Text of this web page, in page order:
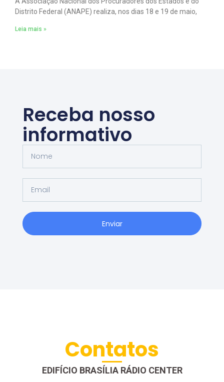
Distrito Federal (ANAPE) realiza, nos dias 18 e 19 de maio,
Leia mais »
Receba nosso
informativo
Enviar
Contatos
EDIFÍCIO BRASÍLIA RÁDIO CENTER